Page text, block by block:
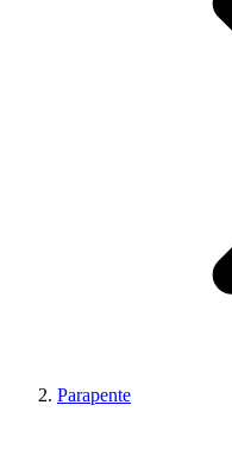
Parapente